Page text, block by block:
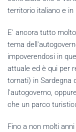
territorio italiano e
E' ancora tutto
tema
impoverendosi in
attuale ed è qui per
tornati) in Sardegna
l'autogoverno,
che un parco
Fino a non molti